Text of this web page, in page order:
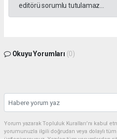
editörü sorumlu tutulamaz...
Okuyu Yorumları (0)
Yorum yazarak Topluluk Kuralları’nı kabul
yorumunuzla ilgili doğrudan veya dolaylı